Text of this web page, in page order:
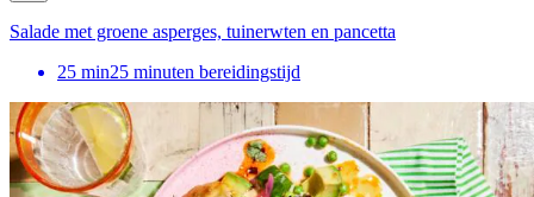
Salade met groene asperges, tuinerwten en pancetta
25 min25 minuten bereidingstijd